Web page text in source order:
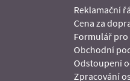
Reklamační
Cena za
Formulář
Obchodní
Odstoupení
Zpracování